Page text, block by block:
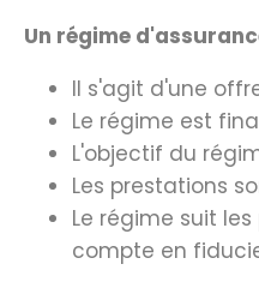
Un régime
Il s'agit d'une
Le régime est
L'objectif du
Les prestations
Le régime suit
compte en